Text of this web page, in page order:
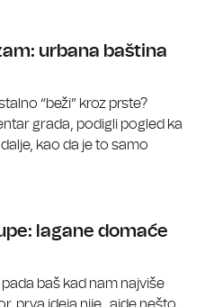
urbana baština
“beži” kroz prste?
grada, podigli pogled ka
kao da je to samo
lagane domaće
baš kad nam najviše
prva ideja nije „ajde nešto